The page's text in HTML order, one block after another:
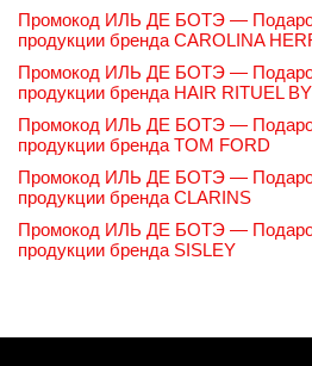
Промокод ИЛЬ ДЕ БОТЭ —
продукции бренда CAROLINA
Промокод ИЛЬ ДЕ БОТЭ —
продукции бренда HAIR RITUEL
Промокод ИЛЬ ДЕ БОТЭ —
продукции бренда TOM FORD
Промокод ИЛЬ ДЕ БОТЭ —
продукции бренда CLARINS
Промокод ИЛЬ ДЕ БОТЭ —
продукции бренда SISLEY